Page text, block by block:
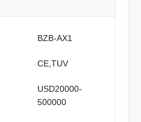
BZB-AX1
CE,TUV
USD20000-
500000